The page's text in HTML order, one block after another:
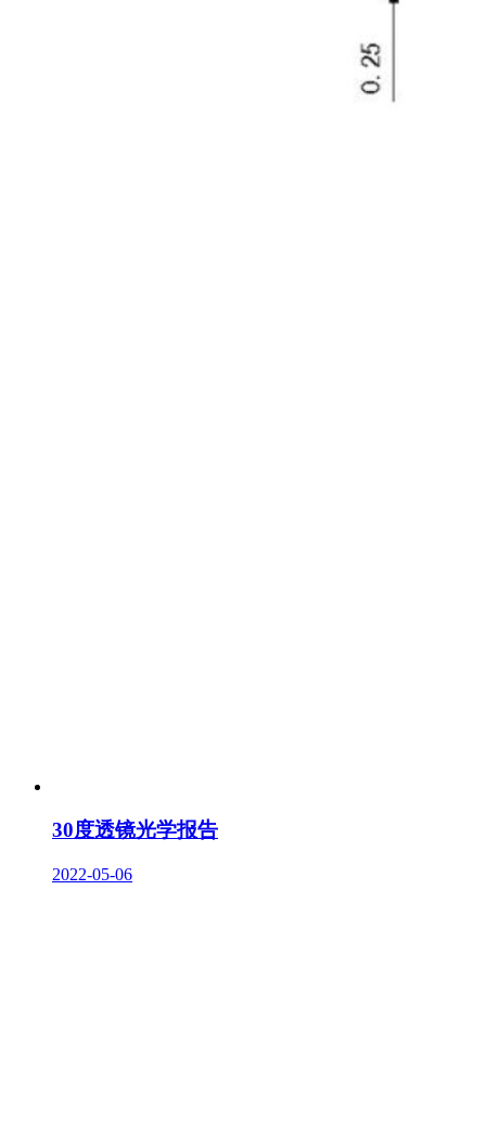
30度透镜光学报告
2022-05-06